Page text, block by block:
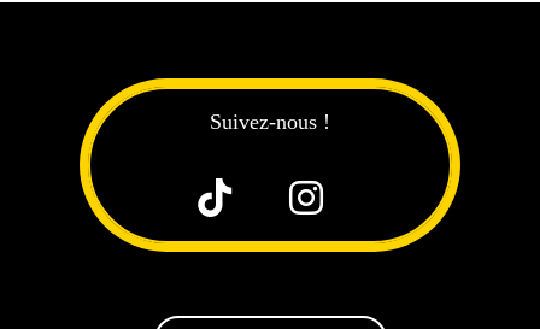
Suivez-nous !
 